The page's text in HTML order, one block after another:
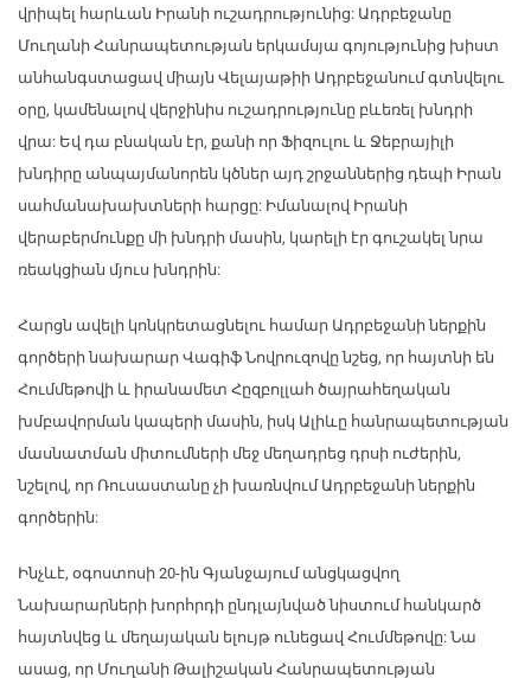
վրիպել հարևան Իրանի ուշադրությունից: Ադրբեջանը
Մուղանի Հանրապետության երկամսյա գոյությունից խիստ
անհանգստացավ միայն Վելայաթիի Ադրբեջանում գտնվելու
օրը, կամենալով վերջինիս ուշադրությունը բևեռել խնդրի
վրա: Եվ դա բնական էր, քանի որ Ֆիզուլու և Ջեբրայիլի
խնդիրը անպայմանորեն կծներ այդ շրջաններից դեպի Իրան
սահմանախախտների հարցը: Իմանալով Իրանի
վերաբերմունքը մի խնդրի մասին, կարելի էր գուշակել նրա
ռեակցիան մյուս խնդրին:
Հարցն ավելի կոնկրետացնելու համար Ադրբեջանի ներքին
գործերի նախարար Վագիֆ Նովրուզովը նշեց, որ հայտնի են
Հումմեթովի և իրանամետ Հըզբոլլահ ծայրահեղական
խմբավորման կապերի մասին, իսկ Ալիևը հանրապետության
մասնատման միտումների մեջ մեղադրեց դրսի ուժերին,
նշելով, որ Ռուսաստանը չի խառնվում Ադրբեջանի ներքին
գործերին:
Ինչևէ, օգոստոսի 20-ին Գյանջայում անցկացվող
Նախարարների խորհրդի ընդլայնված նիստում հանկարծ
հայտնվեց և մեղայական ելույթ ունեցավ Հումմեթովը: Նա
ասաց, որ Մուղանի Թալիշական Հանրապետության